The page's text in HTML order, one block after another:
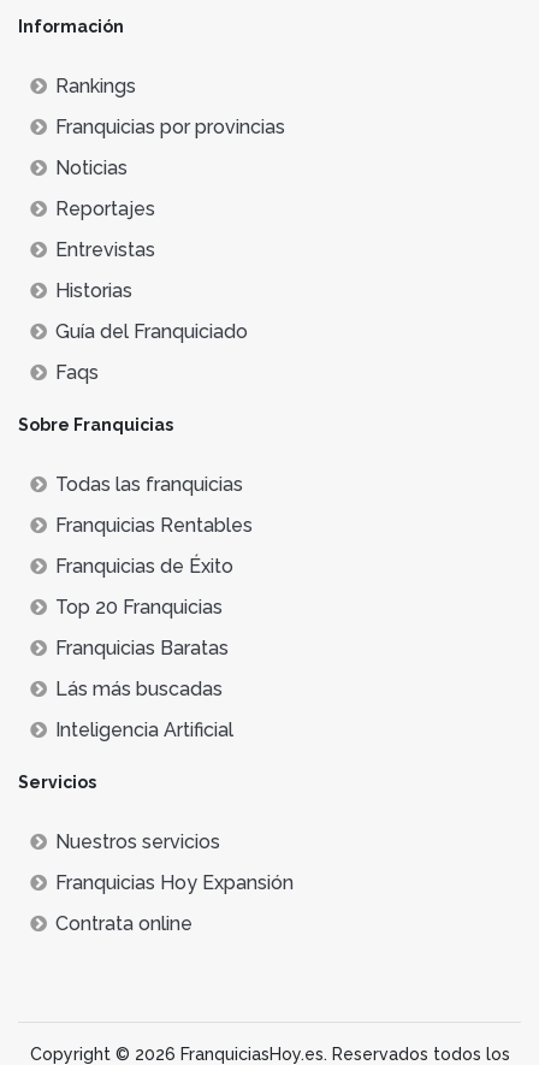
Información
Rankings
Franquicias por provincias
Noticias
Reportajes
Entrevistas
Historias
Guía del Franquiciado
Faqs
Sobre Franquicias
Todas las franquicias
Franquicias Rentables
Franquicias de Éxito
Top 20 Franquicias
Franquicias Baratas
Lás más buscadas
Inteligencia Artificial
Servicios
Nuestros servicios
Franquicias Hoy Expansión
Contrata online
Copyright © 2026 FranquiciasHoy.es. Reservados todos los